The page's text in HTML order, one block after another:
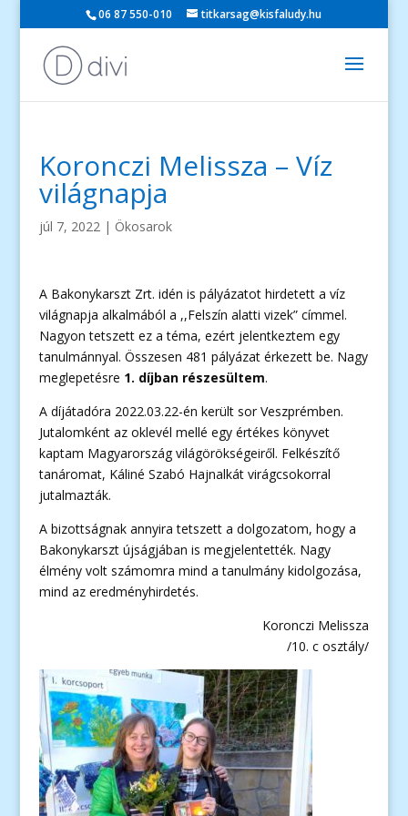
06 87 550-010 titkarsag@kisfaludy.hu
Koronczi Melissza – Víz
világnapja
júl 7, 2022| Ökosarok
A Bakonykarszt Zrt. idén is pályázatot hirdetett a víz
világnapja alkalmából a ,,Felszín alatti vizek” címmel.
Nagyon tetszett ez a téma, ezért jelentkeztem egy
tanulmánnyal. Összesen 481 pályázat érkezett be. Nagy
meglepetésre 1. díjban részesültem.
A díjátadóra 2022.03.22-én került sor Veszprémben.
Jutalomként az oklevél mellé egy értékes könyvet
kaptam Magyarország világörökségeiről. Felkészítő
tanáromat, Káliné Szabó Hajnalkát virágcsokorral
jutalmazták.
A bizottságnak annyira tetszett a dolgozatom, hogy a
Bakonykarszt újságjában is megjelentették. Nagy
élmény volt számomra mind a tanulmány kidolgozása,
mind az eredményhirdetés.
Koronczi Melissza
/10. c osztály/